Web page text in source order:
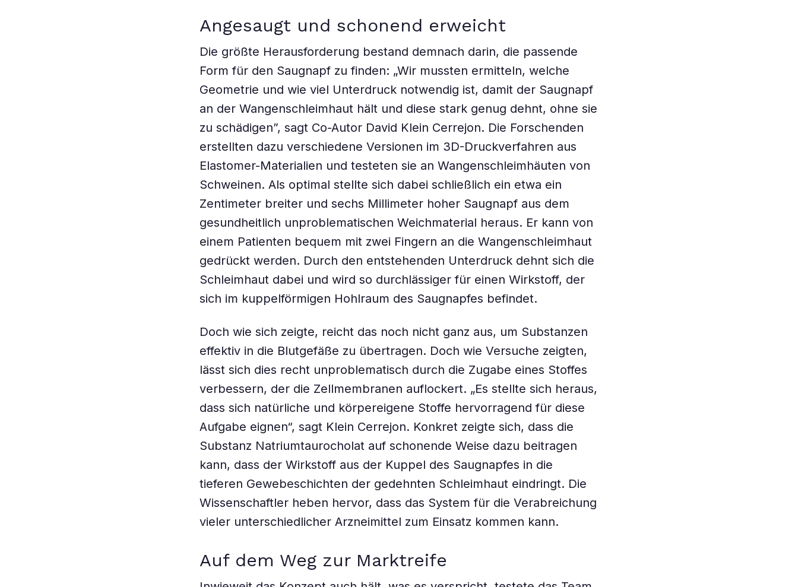
Angesaugt und schonend erweicht
Die größte Herausforderung bestand demnach darin, die passende
Form für den Saugnapf zu finden: „Wir mussten ermitteln, welche
Geometrie und wie viel Unterdruck notwendig ist, damit der Saugnapf
an der Wangenschleimhaut hält und diese stark genug dehnt, ohne sie
zu schädigen”, sagt Co-Autor David Klein Cerrejon. Die Forschenden
erstellten dazu verschiedene Versionen im 3D-Druckverfahren aus
Elastomer-Materialien und testeten sie an Wangenschleimhäuten von
Schweinen. Als optimal stellte sich dabei schließlich ein etwa ein
Zentimeter breiter und sechs Millimeter hoher Saugnapf aus dem
gesundheitlich unproblematischen Weichmaterial heraus. Er kann von
einem Patienten bequem mit zwei Fingern an die Wangenschleimhaut
gedrückt werden. Durch den entstehenden Unterdruck dehnt sich die
Schleimhaut dabei und wird so durchlässiger für einen Wirkstoff, der
sich im kuppelförmigen Hohlraum des Saugnapfes befindet.
Doch wie sich zeigte, reicht das noch nicht ganz aus, um Substanzen
effektiv in die Blutgefäße zu übertragen. Doch wie Versuche zeigten,
lässt sich dies recht unproblematisch durch die Zugabe eines Stoffes
verbessern, der die Zellmembranen auflockert. „Es stellte sich heraus,
dass sich natürliche und körpereigene Stoffe hervorragend für diese
Aufgabe eignen“, sagt Klein Cerrejon. Konkret zeigte sich, dass die
Substanz Natriumtaurocholat auf schonende Weise dazu beitragen
kann, dass der Wirkstoff aus der Kuppel des Saugnapfes in die
tieferen Gewebeschichten der gedehnten Schleimhaut eindringt. Die
Wissenschaftler heben hervor, dass das System für die Verabreichung
vieler unterschiedlicher Arzneimittel zum Einsatz kommen kann.
Auf dem Weg zur Marktreife